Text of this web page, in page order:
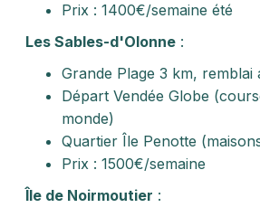
Prix : 1400€/semaine été
Les Sables-d'Olonne :
Grande Plage 3 km, remblai
Départ Vendée Globe
monde)
Quartier Île Penotte
Prix : 1500€/semaine
Île de Noirmoutier :